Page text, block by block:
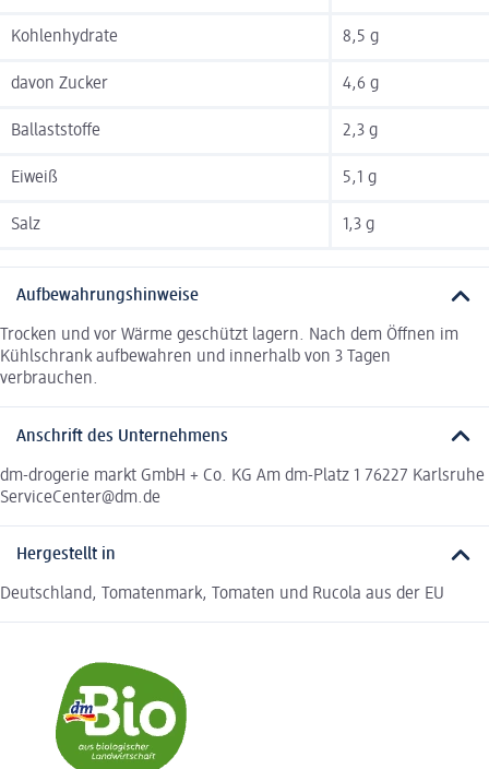
Kohlenhydrate 8,5 g
davon Zucker 4,6 g
Ballaststoffe 2,3 g
Eiweiß 5,1 g
Salz 1,3 g
Aufbewahrungshinweise
Trocken und vor Wärme geschützt lagern. Nach dem Öffnen im
Kühlschrank aufbewahren und innerhalb von 3 Tagen
verbrauchen.
Anschrift des Unternehmens
dm-drogerie markt GmbH + Co. KG Am dm-Platz 1 76227 Karlsruhe
ServiceCenter@dm.de
Hergestellt in
Deutschland, Tomatenmark, Tomaten und Rucola aus der EU